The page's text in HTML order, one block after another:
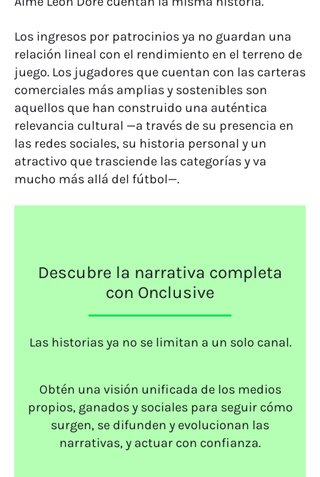
Los ingresos por patrocinios ya no guardan una
relación lineal con el rendimiento en el terreno de
juego. Los jugadores que cuentan con las carteras
comerciales más amplias y sostenibles son
aquellos que han construido una auténtica
relevancia cultural —a través de su presencia en
las redes sociales, su historia personal y un
atractivo que trasciende las categorías y va
mucho más allá del fútbol—.
Descubre la narrativa completa
con Onclusive
Las historias ya no se limitan a un solo canal.
Obtén una visión unificada de los medios
propios, ganados y sociales para seguir cómo
surgen, se difunden y evolucionan las
narrativas, y actuar con confianza.